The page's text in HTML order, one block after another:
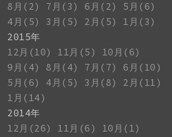
8月(2)
7月(3) 6月(2)
5月(6)
4月(5)
3月(5) 2月(5)
1月(3)
2015年
12月(10)
11月(5)
10月(6)
9月(4)
8月(4) 7月(7)
6月(10)
5月(6)
4月(5) 3月(8)
2月(11)
1月(14)
2014年
12月(26)
11月(6)
10月(1)